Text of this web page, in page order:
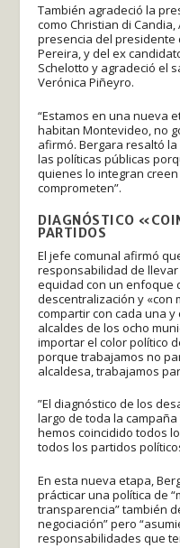
También agradeció la
como Christian di
presencia del presidente
Pereira, y del ex
Schelotto y agradeció el
Verónica Piñeyro.
“Estamos en una nueva
habitan Montevideo, no
afirmó. Bergara resaltó
las políticas públicas
quienes lo integran
comprometen”.
DIAGNÓSTICO
PARTIDOS
El jefe comunal afirmó
responsabilidad de
equidad con un enfoque
descentralización y «con
compartir con cada una
alcaldes de los ocho
importar el color político
porque trabajamos no
alcaldesa, trabajamos
”El diagnóstico de los
largo de toda la
hemos coincidido todos
todos los partidos
En esta nueva etapa,
prácticar una política de
transparencia” también
negociación” pero
responsabilidades que